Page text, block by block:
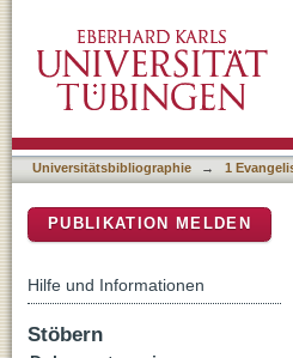
Universitätsbibliographie → 1
PUBLIKATION MELDEN
Hilfe und Informationen
Stöbern